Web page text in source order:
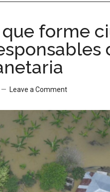
forme
Leave a Comment